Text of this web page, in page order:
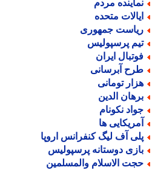
مردم
متحده
جمهوری
پرسپولیس
ایران
آبرسانی
تومانی
الدین
نکونام
ها
آف لیگ کنفرانس اروپا
دوستانه پرسپولیس
الاسلام والمسلمین